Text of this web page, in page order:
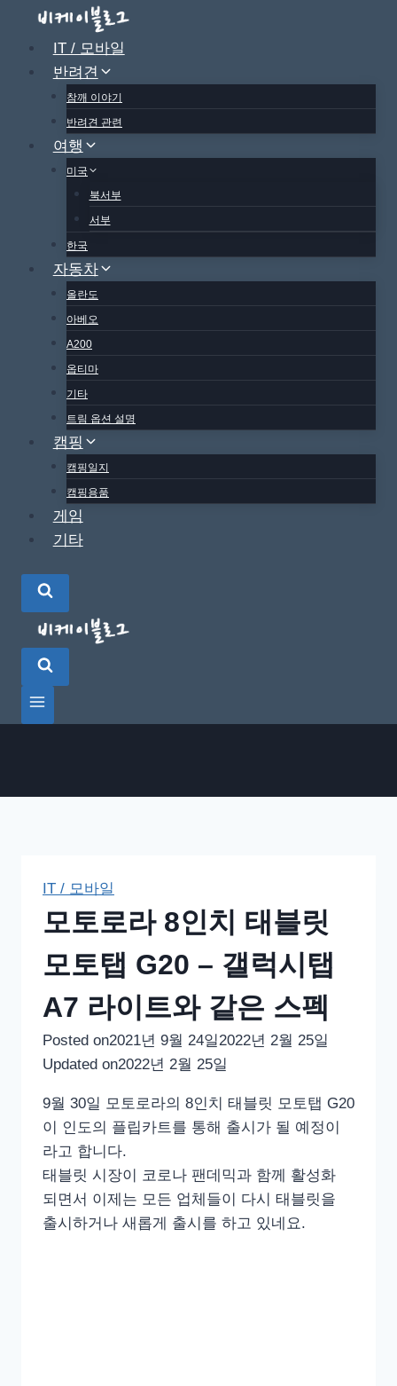
IT / 모바일
반려견
참깨 이야기
반려견 관련
여행
미국
북서부
서부
한국
자동차
올란도
아베오
A200
옵티마
기타
트림 옵션 설명
캠핑
캠핑일지
캠핑용품
게임
기타
IT / 모바일
모토로라 8인치 태블릿
모토탭 G20 – 갤럭시탭
A7 라이트와 같은 스펙
Posted on2021년 9월 24일2022년 2월 25일
Updated on2022년 2월 25일
9월 30일 모토로라의 8인치 태블릿 모토탭 G20
이 인도의 플립카트를 통해 출시가 될 예정이
라고 합니다.
태블릿 시장이 코로나 팬데믹과 함께 활성화
되면서 이제는 모든 업체들이 다시 태블릿을
출시하거나 새롭게 출시를 하고 있네요.